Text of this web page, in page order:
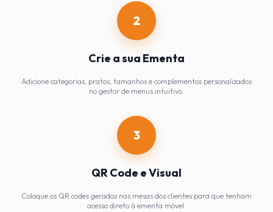
2
Crie a sua Ementa
Adicione categorias, pratos, tamanhos e complementos personalizados
no gestor de menus intuitivo.
3
QR Code e Visual
Coloque os QR codes gerados nas mesas dos clientes para que tenham
acesso direto à ementa móvel.